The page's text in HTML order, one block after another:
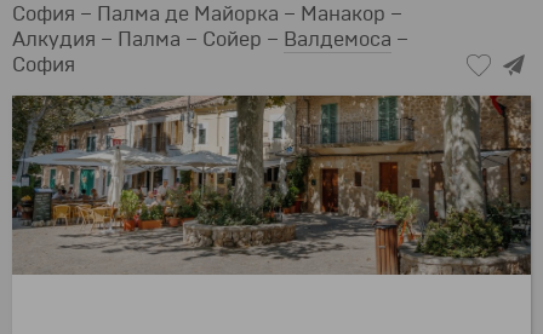
София – Палма де Майорка – Манакор –
Алкудия – Палма – Сойер – Валдемоса –
София